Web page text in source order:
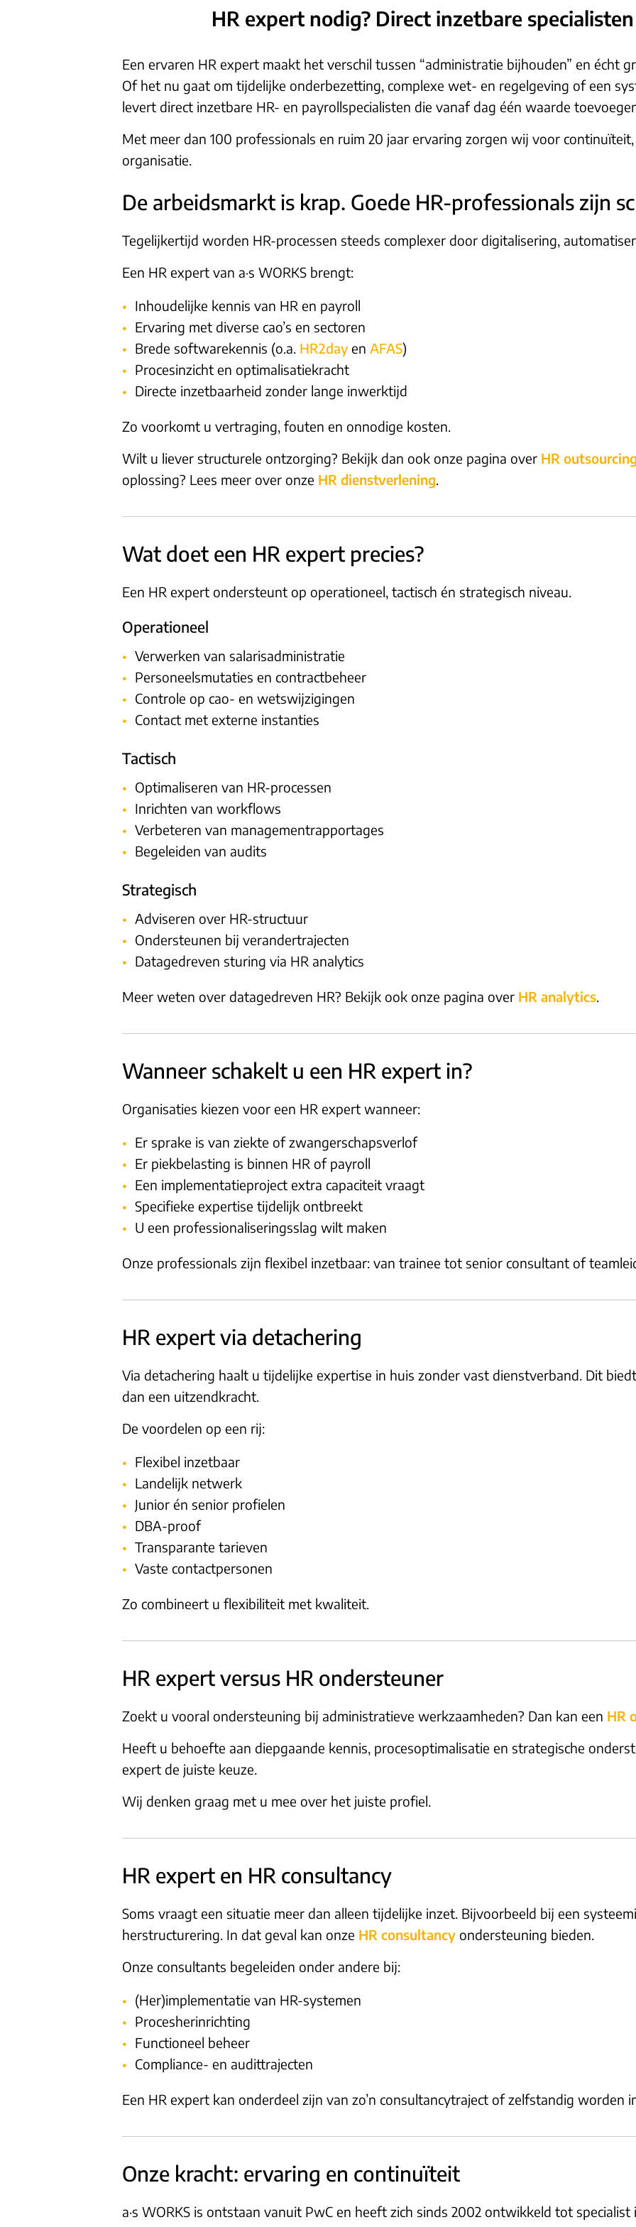
HR expert nodig? Direct inzetbare
Een ervaren HR expert maakt het verschil tussen “administratie bijhouden” en écht
Of het nu gaat om tijdelijke onderbezetting, complexe wet- en regelgeving of een
levert direct inzetbare HR- en payrollspecialisten die vanaf dag één waarde
Met meer dan 100 professionals en ruim 20 jaar ervaring zorgen wij voor
organisatie.
De arbeidsmarkt is krap. Goede HR-professionals zijn
Tegelijkertijd worden HR-processen steeds complexer door digitalisering,
Een HR expert van a·s WORKS brengt:
Inhoudelijke kennis van HR en payroll
Ervaring met diverse cao’s en sectoren
Brede softwarekennis (o.a. HR2day en AFAS)
Procesinzicht en optimalisatiekracht
Directe inzetbaarheid zonder lange inwerktijd
Zo voorkomt u vertraging, fouten en onnodige kosten.
Wilt u liever structurele ontzorging? Bekijk dan ook onze pagina over HR
oplossing? Lees meer over onze HR dienstverlening.
Wat doet een HR expert precies?
Een HR expert ondersteunt op operationeel, tactisch én strategisch niveau.
Operationeel
Verwerken van salarisadministratie
Personeelsmutaties en contractbeheer
Controle op cao- en wetswijzigingen
Contact met externe instanties
Tactisch
Optimaliseren van HR-processen
Inrichten van workflows
Verbeteren van managementrapportages
Begeleiden van audits
Strategisch
Adviseren over HR-structuur
Ondersteunen bij verandertrajecten
Datagedreven sturing via HR analytics
Meer weten over datagedreven HR? Bekijk ook onze pagina over HR analytics.
Wanneer schakelt u een HR expert in?
Organisaties kiezen voor een HR expert wanneer:
Er sprake is van ziekte of zwangerschapsverlof
Er piekbelasting is binnen HR of payroll
Een implementatieproject extra capaciteit vraagt
Specifieke expertise tijdelijk ontbreekt
U een professionaliseringsslag wilt maken
Onze professionals zijn flexibel inzetbaar: van trainee tot senior consultant of
HR expert via detachering
Via detachering haalt u tijdelijke expertise in huis zonder vast dienstverband. Dit
dan een uitzendkracht.
De voordelen op een rij:
Flexibel inzetbaar
Landelijk netwerk
Junior én senior profielen
DBA-proof
Transparante tarieven
Vaste contactpersonen
Zo combineert u flexibiliteit met kwaliteit.
HR expert versus HR ondersteuner
Zoekt u vooral ondersteuning bij administratieve werkzaamheden? Dan kan een HR
Heeft u behoefte aan diepgaande kennis, procesoptimalisatie en strategische
expert de juiste keuze.
Wij denken graag met u mee over het juiste profiel.
HR expert en HR consultancy
Soms vraagt een situatie meer dan alleen tijdelijke inzet. Bijvoorbeeld bij een
herstructurering. In dat geval kan onze HR consultancy ondersteuning bieden.
Onze consultants begeleiden onder andere bij:
(Her)implementatie van HR-systemen
Procesherinrichting
Functioneel beheer
Compliance- en audittrajecten
Een HR expert kan onderdeel zijn van zo’n consultancytraject of zelfstandig worden
Onze kracht: ervaring en continuïteit
a·s WORKS is ontstaan vanuit PwC en heeft zich sinds 2002 ontwikkeld tot specialist